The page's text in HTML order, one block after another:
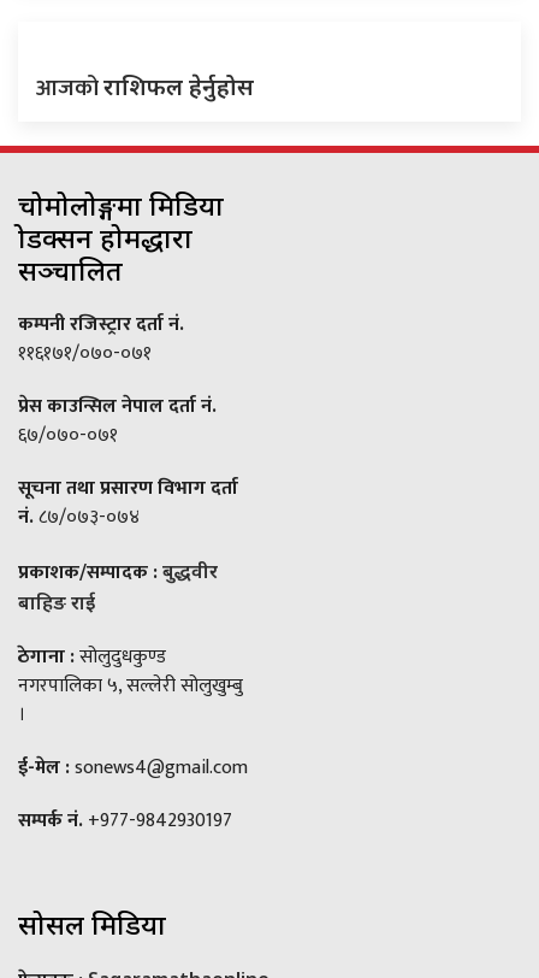
आजकोराशिफल हेर्नुहोस
चोमोलोङ्गमा मिडिया
प्रोडक्सन होमद्धारा
सञ्चालित
कम्पनी रजिस्ट्रार दर्ता नं.
११६१७१/०७०-०७१
प्रेस काउन्सिल नेपाल दर्ता नं.
६७/०७०-०७१
सूचना तथा प्रसारण विभाग दर्ता
नं.८७/०७३-०७४
प्रकाशक/सम्पादक :बुद्धवीर
बाहिङ राई
ठेगाना :सोलुदुधकुण्ड
नगरपालिका ५, सल्लेरी सोलुखुम्बु
।
ई-मेल :sonews4@gmail.com
सम्पर्क नं.+977-9842930197
सोसल मिडिया